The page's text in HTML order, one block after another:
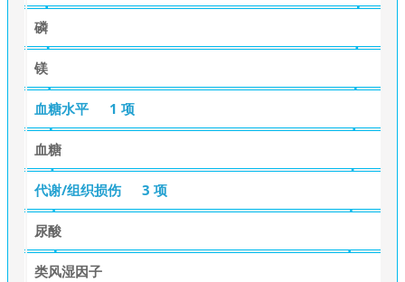
磷
镁
血糖水平 1 项
血糖
代谢/组织损伤 3 项
尿酸
类风湿因子